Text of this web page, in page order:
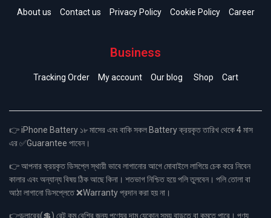
About us Contact us Privacy Policy Cookie Policy Career
Business
Tracking Order My account Our blog Shop Cart
👉 iPhone Battery ১৮ মাসের এবং বাকি সকল Battery ক্রয়কৃত তারিখ থেকে 4 মাস
এর ✅Guarantee পাবেন।
👉 আপনার ক্রয়কৃত ডিসপ্লে স্থায়ী ভাবে লাগানোর আগে মোবাইলে লাগিয়ে চেক করে নিবেন
কালার এবং অন্যান্য বিষয় ঠিক আছে কিনা। শতভাগ নিশ্চিত হয়ে পলি তুলবেন। পলি তোলা বা
আঠা লাগানো ডিসপ্লেতে ❌Warranty প্রদান করা হয় না।
👉ডলারের(💲) রেট কম বেশির জন্য পণ্যের দাম যেকোন সময় বাড়তে বা কমতে পারে। পণ্য